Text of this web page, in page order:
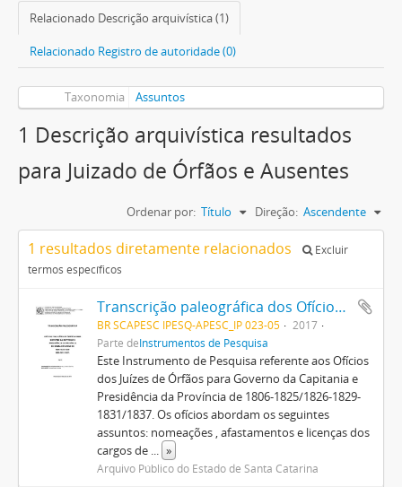
Relacionado Descrição arquivística (1)
Relacionado Registro de autoridade (0)
Taxonomia Assuntos
1 Descrição arquivística resultados
para Juizado de Órfãos e Ausentes
Ordenar por: Título Direção: Ascendente
1 resultados diretamente relacionados
Excluir
termos específicos
Transcrição paleográfica dos Ofícios dos Juízos de Órfãos para Governo da Capitania e Presidência da Província (1806/1837)
BR SCAPESC IPESQ-APESC_IP 023-05
2017
Parte deInstrumentos de Pesquisa
Este Instrumento de Pesquisa referente aos Ofícios
dos Juízes de Órfãos para Governo da Capitania e
Presidência da Província de 1806-1825/1826-1829-
1831/1837. Os ofícios abordam os seguintes
assuntos: nomeações , afastamentos e licenças dos
cargos de ... »
Arquivo Público do Estado de Santa Catarina